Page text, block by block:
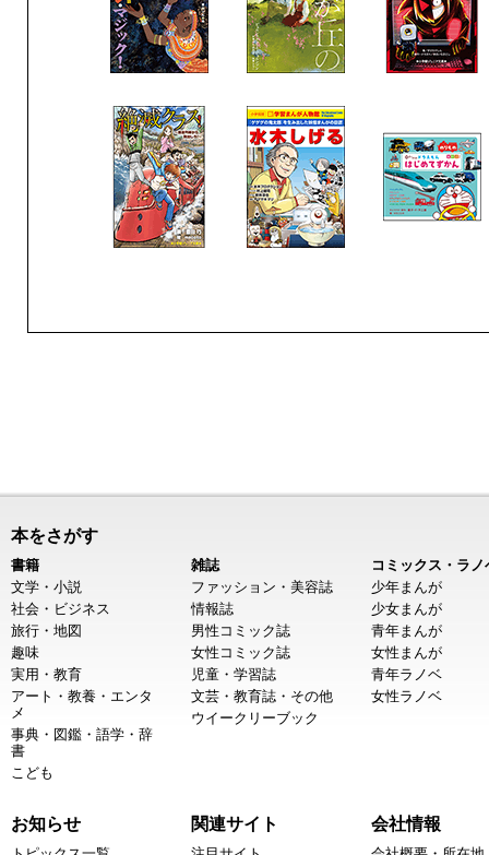
本をさがす
書籍
文学・小説
社会・ビジネス
旅行・地図
趣味
実用・教育
アート・教養・エンタ
メ
事典・図鑑・語学・辞
書
こども
雑誌
ファッション・美容誌
情報誌
男性コミック誌
女性コミック誌
児童・学習誌
文芸・教育誌・その他
ウイークリーブック
コミックス・ラノ
少年まんが
少女まんが
青年まんが
女性まんが
青年ラノベ
女性ラノベ
お知らせ 関連サイト 会社情報